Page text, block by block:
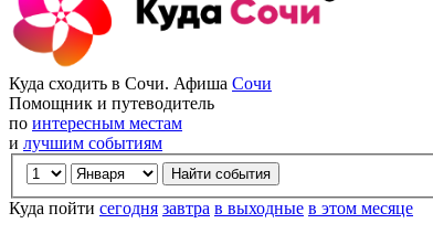
Куда сходить в Сочи. Афиша Сочи
Помощник и путеводитель
по интересным местам
и лучшим событиям
Куда пойти сегодня завтра в выходные в этом месяце